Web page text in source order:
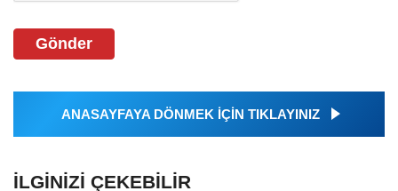
Gönder
ANASAYFAYA DÖNMEK İÇİN TIKLAYINIZ
İLGINIZI ÇEKEBILIR